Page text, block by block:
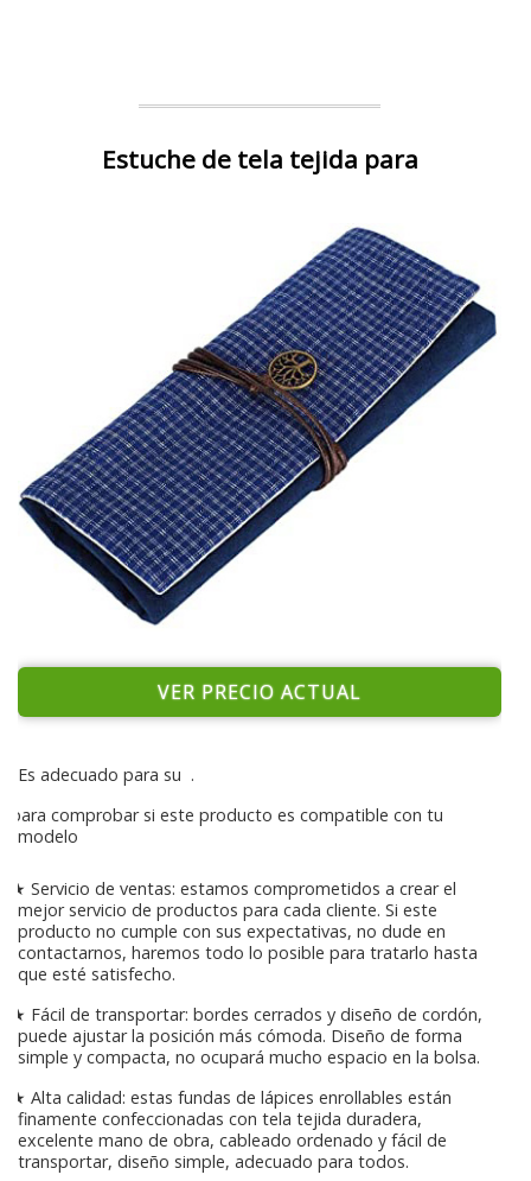
Estuche de tela tejida para
VER PRECIO ACTUAL
Es adecuado para su .
para comprobar si este producto es compatible con tu
modelo
★ Servicio de ventas: estamos comprometidos a crear el
mejor servicio de productos para cada cliente. Si este
producto no cumple con sus expectativas, no dude en
contactarnos, haremos todo lo posible para tratarlo hasta
que esté satisfecho.
★ Fácil de transportar: bordes cerrados y diseño de cordón,
puede ajustar la posición más cómoda. Diseño de forma
simple y compacta, no ocupará mucho espacio en la bolsa.
★ Alta calidad: estas fundas de lápices enrollables están
finamente confeccionadas con tela tejida duradera,
excelente mano de obra, cableado ordenado y fácil de
transportar, diseño simple, adecuado para todos.